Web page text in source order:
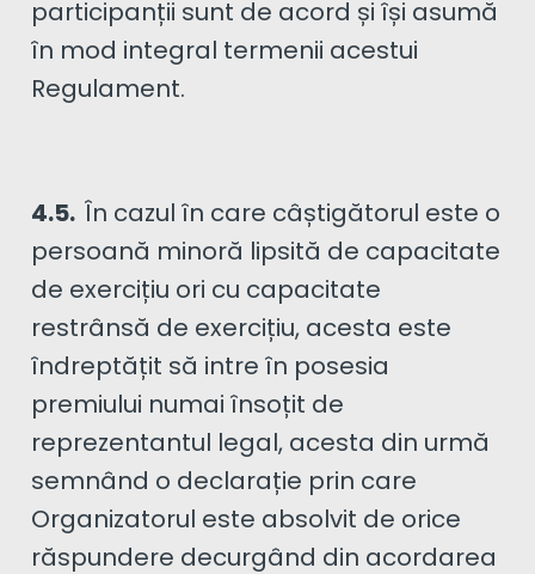
participanții sunt de acord și își asumă
în mod integral termenii acestui
Regulament.
4.5.
În cazul în care câștigătorul este o
persoană minoră lipsită de capacitate
de exercițiu ori cu capacitate
restrânsă de exercițiu, acesta este
îndreptățit să intre în posesia
premiului numai însoțit de
reprezentantul legal, acesta din urmă
semnând o declarație prin care
Organizatorul este absolvit de orice
răspundere decurgând din acordarea